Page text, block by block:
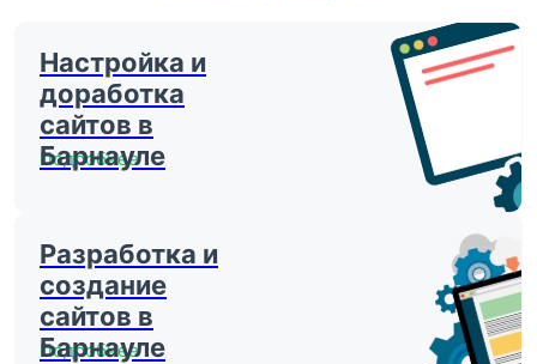
Настройка и
доработка
сайтов в
Барнауле
Подробнее
Разработка и
создание
сайтов в
Барнауле
Подробнее